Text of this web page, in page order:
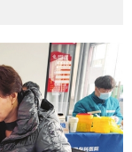
网罗民生
社区